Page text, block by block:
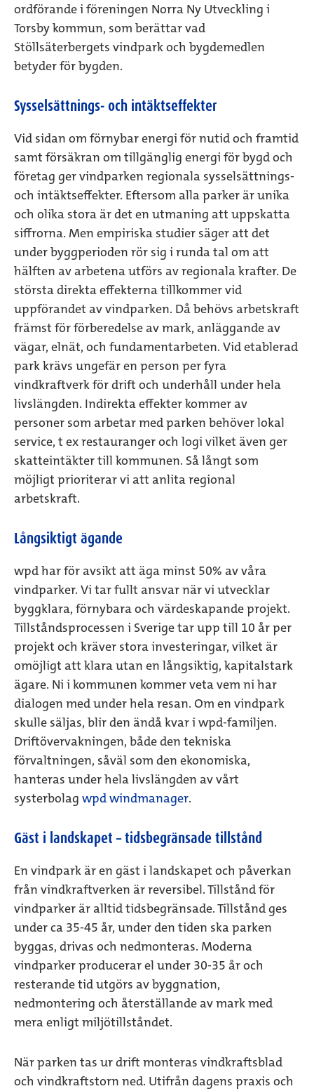
ordförande i föreningen Norra Ny Utveckling i
Torsby kommun, som berättar vad
Stöllsäterbergets vindpark och bygdemedlen
betyder för bygden.
Sysselsättnings- och intäktseffekter
Vid sidan om förnybar energi för nutid och framtid
samt försäkran om tillgänglig energi för bygd och
företag ger vindparken regionala sysselsättnings-
och intäktseffekter. Eftersom alla parker är unika
och olika stora är det en utmaning att uppskatta
siffrorna. Men empiriska studier säger att det
under byggperioden rör sig i runda tal om att
hälften av arbetena utförs av regionala krafter. De
största direkta effekterna tillkommer vid
uppförandet av vindparken. Då behövs arbetskraft
främst för förberedelse av mark, anläggande av
vägar, elnät, och fundamentarbeten. Vid etablerad
park krävs ungefär en person per fyra
vindkraftverk för drift och underhåll under hela
livslängden. Indirekta effekter kommer av
personer som arbetar med parken behöver lokal
service, t ex restauranger och logi vilket även ger
skatteintäkter till kommunen. Så långt som
möjligt prioriterar vi att anlita regional
arbetskraft.
Långsiktigt ägande
wpd har för avsikt att äga minst 50% av våra
vindparker. Vi tar fullt ansvar när vi utvecklar
byggklara, förnybara och värdeskapande projekt.
Tillståndsprocessen i Sverige tar upp till 10 år per
projekt och kräver stora investeringar, vilket är
omöjligt att klara utan en långsiktig, kapitalstark
ägare. Ni i kommunen kommer veta vem ni har
dialogen med under hela resan. Om en vindpark
skulle säljas, blir den ändå kvar i wpd-familjen.
Driftövervakningen, både den tekniska
förvaltningen, såväl som den ekonomiska,
hanteras under hela livslängden av vårt
systerbolag wpd windmanager.
Gäst i landskapet – tidsbegränsade tillstånd
En vindpark är en gäst i landskapet och påverkan
från vindkraftverken är reversibel. Tillstånd för
vindparker är alltid tidsbegränsade. Tillstånd ges
under ca 35-45 år, under den tiden ska parken
byggas, drivas och nedmonteras. Moderna
vindparker producerar el under 30-35 år och
resterande tid utgörs av byggnation,
nedmontering och återställande av mark med
mera enligt miljötillståndet.
När parken tas ur drift monteras vindkraftsblad
och vindkraftstorn ned. Utifrån dagens praxis och